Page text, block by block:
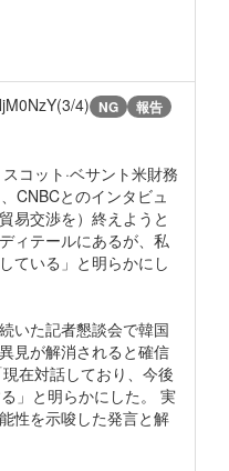
4) NG 報告
コット·ベサント米財務
CNBCとのインタビュ
易交渉を）終えようと
ィテールにあるが、私
ている」と明らかにし
いた記者懇談会で韓国
見が解消されると確信
在対話しており、今後
」と明らかにした。 実
性を示唆した発言と解